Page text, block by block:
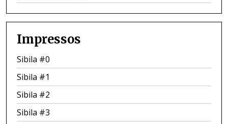
Impressos
Sibila #0
Sibila #1
Sibila #2
Sibila #3